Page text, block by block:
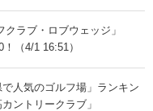
ラブ・ロブウェッジ」
（4/1 16:51）
で人気のゴルフ場」ランキン
ントリークラブ」